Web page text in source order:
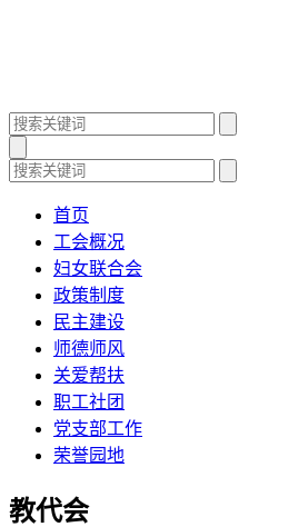
首页
工会概况
妇女联合会
政策制度
民主建设
师德师风
关爱帮扶
职工社团
党支部工作
荣誉园地
教代会